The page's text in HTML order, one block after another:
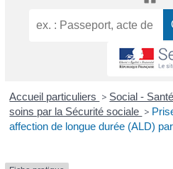
Accueil particuliers > Social - Santé
soins par la Sécurité sociale >
affection de longue durée (ALD)